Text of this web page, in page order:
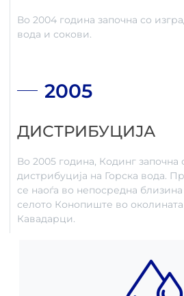
Во 2004 година започна со
вода и сокови.
ДИСТРИБУЦИЈА
Во 2005 година, Кодинг започна
дистрибуција на Горска вода.
се наоѓа во непосредна
селото Конопиште во
Кавадарци.
2005